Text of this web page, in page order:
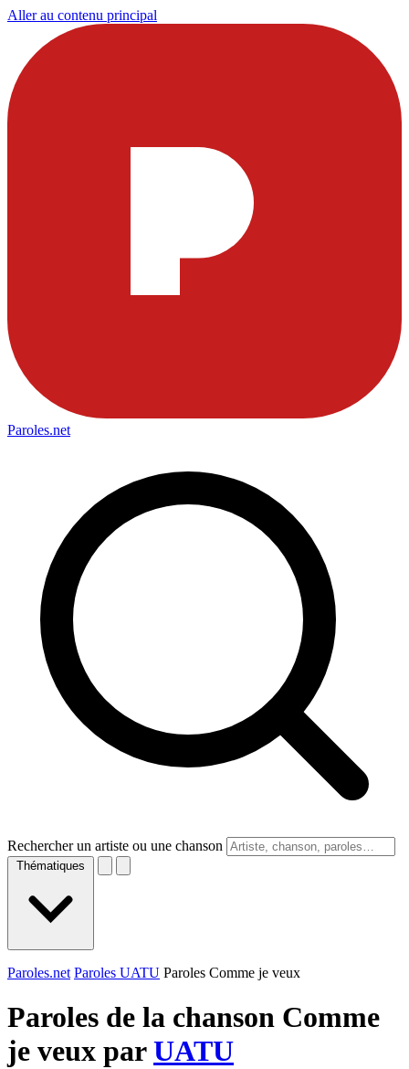
Aller au contenu principal
Paroles.net
Rechercher un artiste ou une chanson
Thématiques
Paroles.net Paroles UATU Paroles Comme je veux
Paroles de la chanson Comme
je veux parUATU